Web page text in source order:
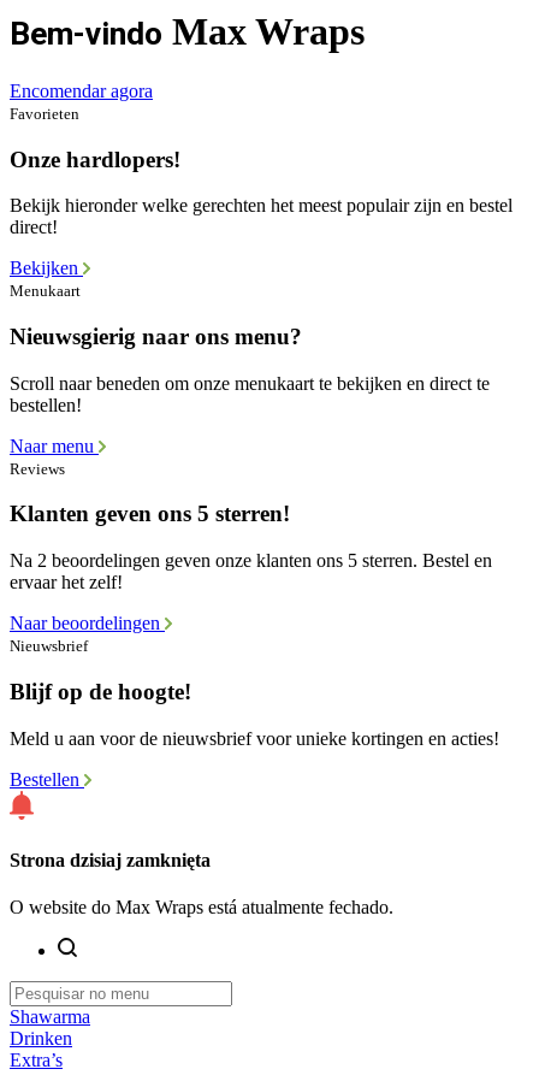
Bem-vindo Max Wraps
Encomendar agora
Favorieten
Onze hardlopers!
Bekijk hieronder welke gerechten het meest populair zijn en bestel
direct!
Bekijken
Menukaart
Nieuwsgierig naar ons menu?
Scroll naar beneden om onze menukaart te bekijken en direct te
bestellen!
Naar menu
Reviews
Klanten geven ons 5 sterren!
Na 2 beoordelingen geven onze klanten ons 5 sterren. Bestel en
ervaar het zelf!
Naar beoordelingen
Nieuwsbrief
Blijf op de hoogte!
Meld u aan voor de nieuwsbrief voor unieke kortingen en acties!
Bestellen
Strona dzisiaj zamknięta
O website do Max Wraps está atualmente fechado.
Shawarma
Drinken
Extra’s